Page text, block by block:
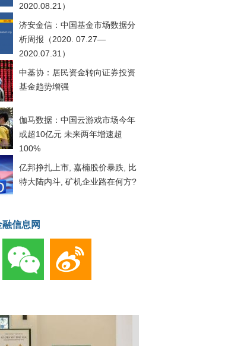
）
2020.08.21）
济安金信：中国基金市场数据分
析周报（2020. 07.27—
2020.07.31）
中基协：居民资金转向证券投资
基金趋势增强
伽马数据：中国云游戏市场今年
或超10亿元 未来两年增速超
100%
亿邦挣扎上市, 嘉楠股价暴跌, 比
特大陆内斗, 矿机企业路在何方?
信息网